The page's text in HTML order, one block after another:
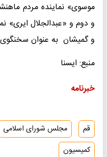
موسوی» نماینده مردم
و دوم و «عبدالجلال ایری»
و گمیشان به عنوان
منبع: ایسنا
خبرنامه
قم مجلس شورای اسلامی
کمیسیون